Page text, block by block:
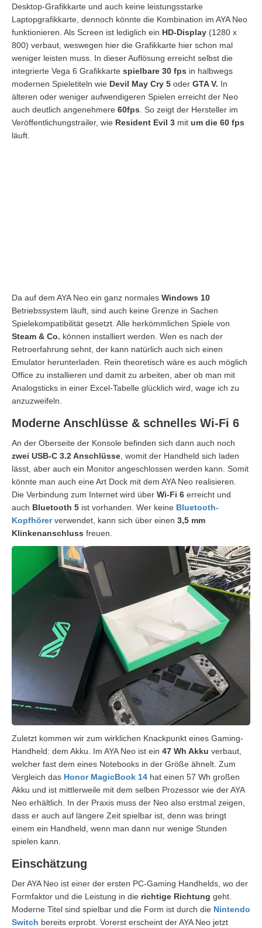
Desktop-Grafikkarte und auch keine leistungsstarke
Laptopgrafikkarte, dennoch könnte die Kombination im AYA Neo
funktionieren. Als Screen ist lediglich ein HD-Display (1280 x
800) verbaut, weswegen hier die Grafikkarte hier schon mal
weniger leisten muss. In dieser Auflösung erreicht selbst die
integrierte Vega 6 Grafikkarte spielbare 30 fps in halbwegs
modernen Spieletiteln wie Devil May Cry 5 oder GTA V. In
älteren oder weniger aufwendigeren Spielen erreicht der Neo
auch deutlich angenehmere 60fps . So zeigt der Hersteller im
Veröffentlichungstrailer, wie Resident Evil 3 mit um die 60 fps
läuft.
Da auf dem AYA Neo ein ganz normales Windows 10
Betriebssystem läuft, sind auch keine Grenze in Sachen
Spielekompatibilität gesetzt. Alle herkömmlichen Spiele von
Steam & Co. können installiert werden. Wen es nach der
Retroerfahrung sehnt, der kann natürlich auch sich einen
Emulator herunterladen. Rein theoretisch wäre es auch möglich
Office zu installieren und damit zu arbeiten, aber ob man mit
Analogsticks in einer Excel-Tabelle glücklich wird, wage ich zu
anzuzweifeln.
Moderne Anschlüsse & schnelles Wi-Fi 6
An der Oberseite der Konsole befinden sich dann auch noch
zwei USB-C 3.2 Anschlüsse, womit der Handheld sich laden
lässt, aber auch ein Monitor angeschlossen werden kann. Somit
könnte man auch eine Art Dock mit dem AYA Neo realisieren.
Die Verbindung zum Internet wird über Wi-Fi 6 erreicht und
auch Bluetooth 5 ist vorhanden. Wer keine Bluetooth-
Kopfhörer verwendet, kann sich über einen 3,5 mm
Klinkenanschluss freuen.
Zuletzt kommen wir zum wirklichen Knackpunkt eines Gaming-
Handheld: dem Akku. Im AYA Neo ist ein 47 Wh Akku verbaut,
welcher fast dem eines Notebooks in der Größe ähnelt. Zum
Vergleich das Honor MagicBook 14 hat einen 57 Wh großen
Akku und ist mittlerweile mit dem selben Prozessor wie der AYA
Neo erhältlich. In der Praxis muss der Neo also erstmal zeigen,
dass er auch auf längere Zeit spielbar ist, denn was bringt
einem ein Handheld, wenn man dann nur wenige Stunden
spielen kann.
Einschätzung
Der AYA Neo ist einer der ersten PC-Gaming Handhelds, wo der
Formfaktor und die Leistung in die richtige Richtung geht.
Moderne Titel sind spielbar und die Form ist durch die Nintendo
Switch bereits erprobt. Vorerst erscheint der AYA Neo jetzt